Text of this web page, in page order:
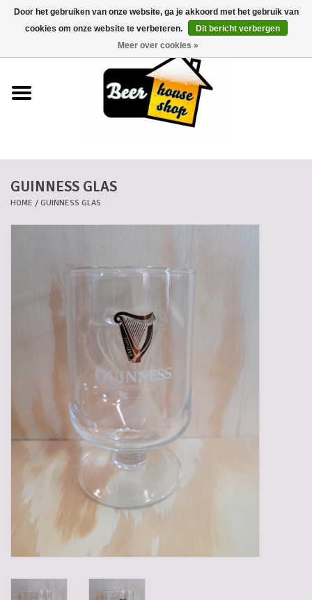
0 Artikelen - €0,00
Biermanden
Blikken
Lege kratten
Manden/Kratten
Streekproducten
GUINNESS GLAS
HOME / GUINNESS GLAS
Door het gebruiken van onze website, ga je akkoord met het gebruik van
cookies om onze website te verbeteren.
Dit bericht verbergen
Meer over cookies »